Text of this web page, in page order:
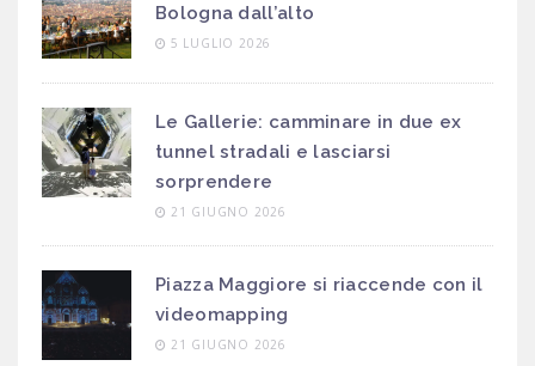
Bologna dall’alto
5 LUGLIO 2026
Le Gallerie: camminare in due ex
tunnel stradali e lasciarsi
sorprendere
21 GIUGNO 2026
Piazza Maggiore si riaccende con il
videomapping
21 GIUGNO 2026